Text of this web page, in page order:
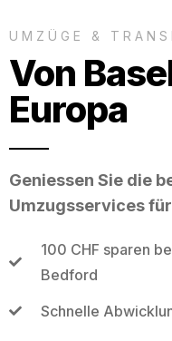
UMZÜGE &
Von
Europa
Geniessen Sie die
Umzugsservices
100 CHF sparen
Bedford
Schnelle